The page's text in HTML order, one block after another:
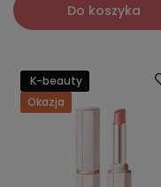
Do koszyka
K-beauty
Okazja